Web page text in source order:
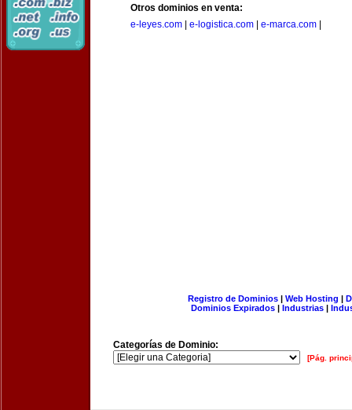
Otros dominios en venta:
e-leyes.com
e-logistica.com e-marca.com
Registro de Dominios| Web Hosting |
Dominios Expirados | Industrias |
Categorías de Dominio:
[Pág.